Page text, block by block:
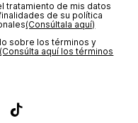
tratamiento de mis datos
de su política
(Consúltala aquí)
sobre los términos y
(Consúlta aquí los términos